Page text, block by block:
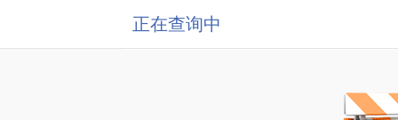
正在查询中